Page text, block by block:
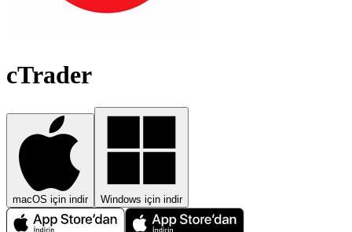
cTrader
macOS için indir Windows için indir